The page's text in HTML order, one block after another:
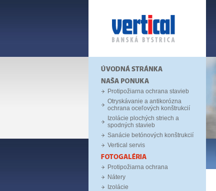
Protipožiarna ochrana stavieb
Otryskávanie a antikorózna
ochrana oceľových konštrukcií
Izolácie plochých striech a
spodných stavieb
Sanácie betónových konštrukcií
Vertical servis
Protipožiarna ochrana
Nátery
Izolácie